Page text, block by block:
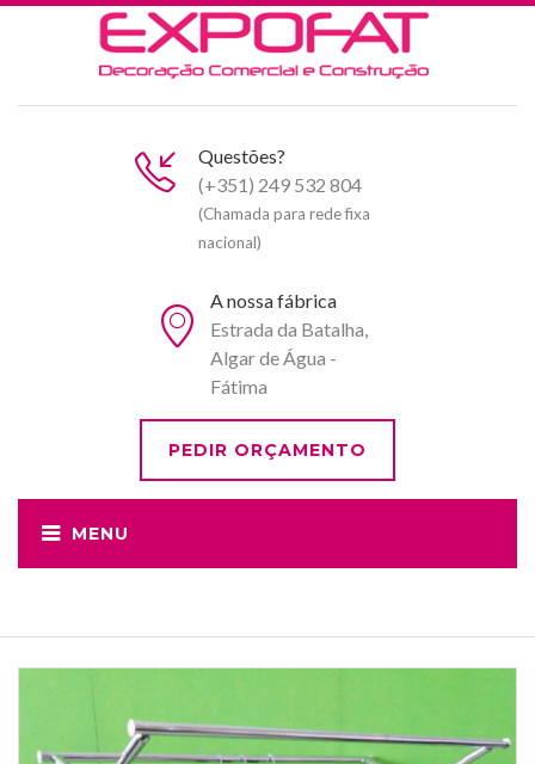
Questões?
(+351) 249 532 804
(Chamada para rede fixa
nacional)
A nossa fábrica
Estrada da Batalha,
Algar de Água -
Fátima
PEDIR ORÇAMENTO